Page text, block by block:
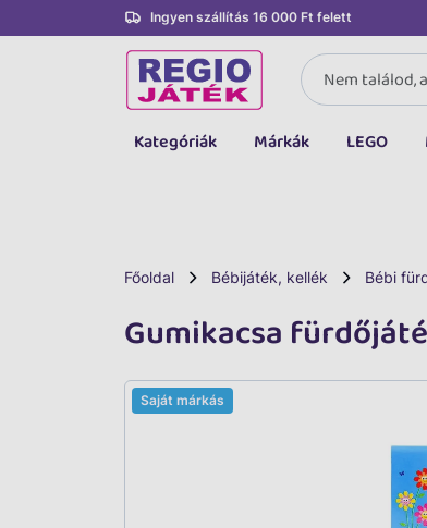
Ingyen szállítás 16 000 Ft felett
Kategóriák
LEGO
Kreatív, fejlesztő
Baba, babakocsi
Márkák LEGO
Főoldal Bébijáték, kellék Bébi
Gumikacsa
Saját márkás